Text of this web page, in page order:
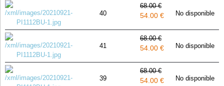
40
68.00 €
54.00 € No disponible
41
68.00 €
54.00 € No disponible
39
68.00 €
54.00 € No disponible